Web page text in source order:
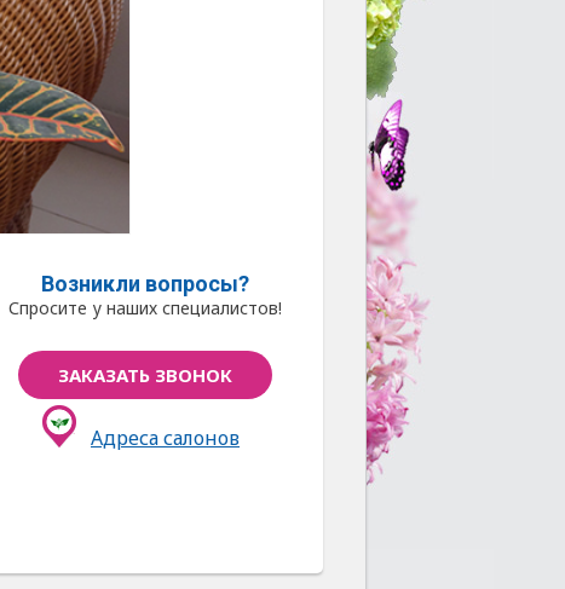
Возникли вопросы?
Спросите у наших специалистов!
ЗАКАЗАТЬ ЗВОНОК
Адреса салонов